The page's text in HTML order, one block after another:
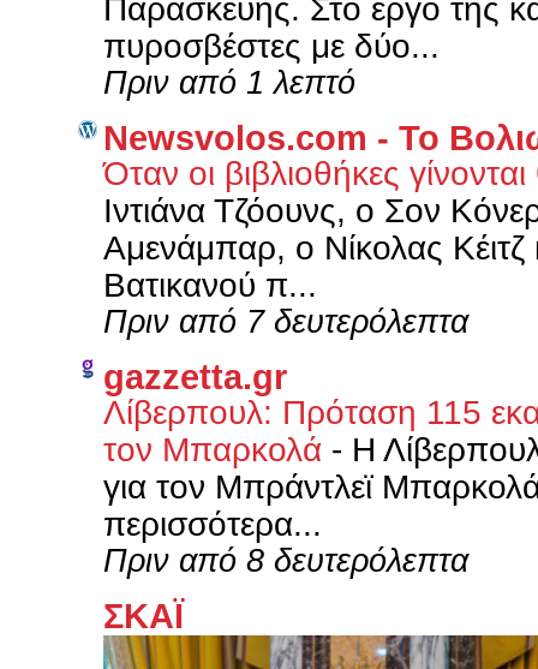
Παρασκευής. Στο έργο της
πυροσβέστες με δύο...
Πριν από 1 λεπτό
Newsvolos.com - Το
Όταν οι βιβλιοθήκες
Ιντιάνα Τζόουνς, ο Σον
Αμενάμπαρ, ο Νίκολας Κέιτζ
Βατικανού π...
Πριν από 7 δευτερόλεπτα
gazzetta.gr
Λίβερπουλ: Πρόταση 115
τον Μπαρκολά - Η
για τον Μπράντλεϊ
περισσότερα...
Πριν από 8 δευτερόλεπτα
ΣΚΑΪ